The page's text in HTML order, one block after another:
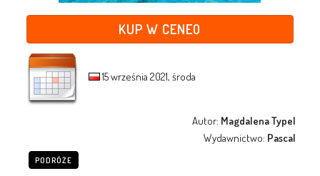
KUP W CENEO
15 września 2021, środa
Autor: Magdalena Typel
Wydawnictwo: Pascal
PODRÓŻE